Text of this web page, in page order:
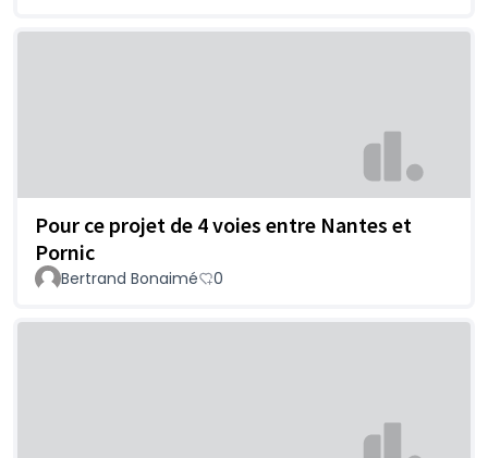
Pour ce projet de 4 voies entre Nantes et
Pornic
Bertrand Bonaimé 0